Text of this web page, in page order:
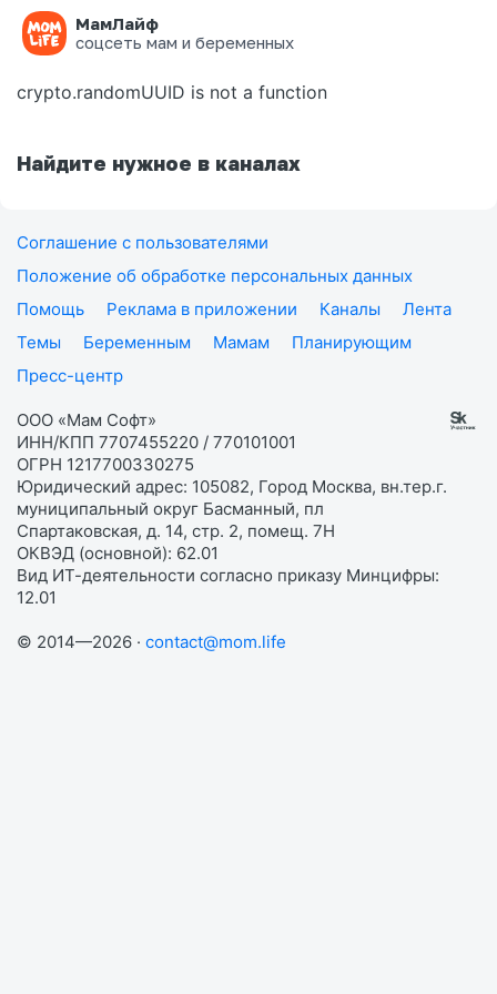
МамЛайф
соцсеть мам и беременных
Ошибка на странице
crypto.randomUUID is not a function
Найдите нужное в каналах
Соглашение с пользователями
Положение об обработке персональных данных
Помощь
Реклама в приложении Каналы
Лента
Темы
Беременным Мамам
Планирующим
Пресс-центр
ООО «Мам Софт»
ИНН/КПП 7707455220 / 770101001
ОГРН 1217700330275
Юридический адрес: 105082, Город Москва, вн.тер.г.
муниципальный округ Басманный, пл
Спартаковская, д. 14, стр. 2, помещ. 7Н
ОКВЭД (основной): 62.01
Вид ИТ-деятельности согласно приказу Минцифры:
12.01
© 2014—2026 · contact@mom.life